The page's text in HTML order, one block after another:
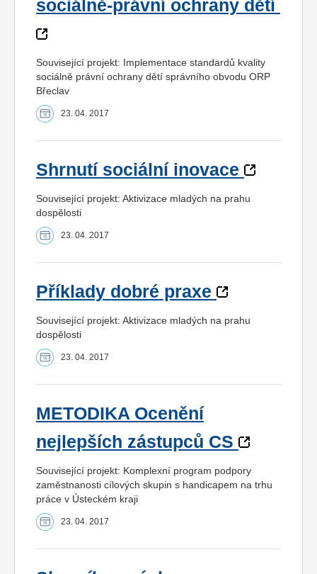
sociálně-právní ochrany dětí
Související projekt: Implementace standardů kvality
sociálně právní ochrany dětí správního obvodu ORP
Břeclav
23. 04. 2017
Shrnutí sociální inovace
Související projekt: Aktivizace mladých na prahu
dospělosti
23. 04. 2017
Příklady dobré praxe
Související projekt: Aktivizace mladých na prahu
dospělosti
23. 04. 2017
METODIKA Ocenění
nejlepších zástupců CS
Související projekt: Komplexní program podpory
zaměstnanosti cílových skupin s handicapem na trhu
práce v Ústeckém kraji
23. 04. 2017